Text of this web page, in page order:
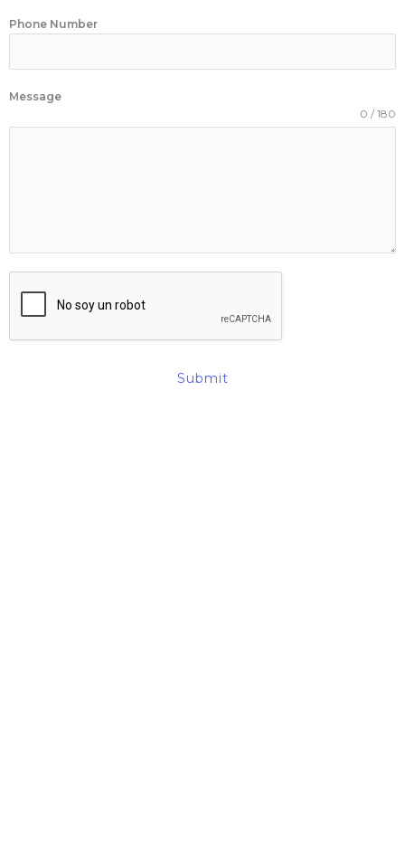
Phone Number
Message
0 / 180
Submit